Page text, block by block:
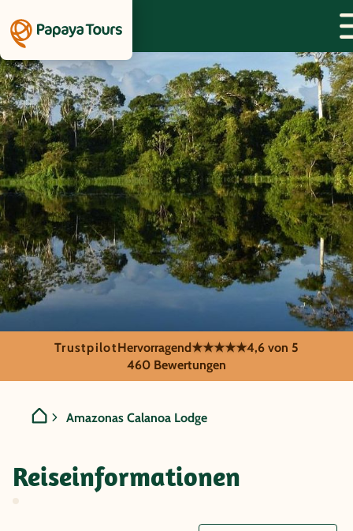
Kolumbien - Amazonas
TrustpilotHervorragend★★★★★4,6 von 5
460 Bewertungen
Amazonas Calanoa Lodge
Reiseinformationen